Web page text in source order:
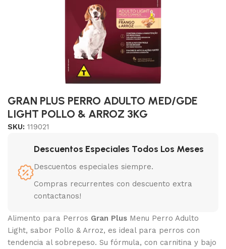
GRAN PLUS PERRO ADULTO MED/GDE
LIGHT POLLO & ARROZ 3KG
SKU: 119021
Descuentos Especiales Todos Los Meses
Descuentos especiales siempre.
Compras recurrentes con descuento extra
contactanos!
Alimento para Perros Gran Plus Menu Perro Adulto
Light, sabor Pollo & Arroz, es ideal para perros con
tendencia al sobrepeso. Su fórmula, con carnitina y bajo